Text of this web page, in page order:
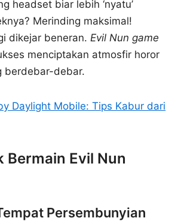
headset biar lebih ‘nyatu’
Merinding maksimal!
dikejar beneran.Evil Nun game
menciptakan atmosfir horor
berdebar-debar.
Daylight Mobile: Tips Kabur dari
Bermain Evil Nun
Persembunyian